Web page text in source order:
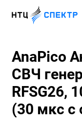
AnaPico
СВЧ
RFSG26,
(30 мкс с